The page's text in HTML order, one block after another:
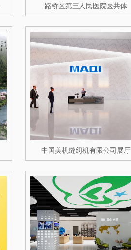
路桥区第三人民医院医共体
中国美机缝纫机有限公司展厅